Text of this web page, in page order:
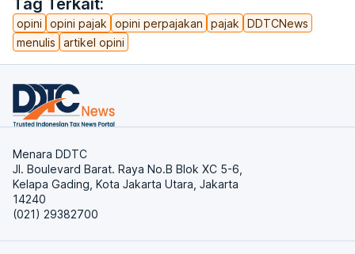
Tag Terkait:
opini opini pajak opini perpajakan pajak
DDTCNews
menulis
artikel opini
Menara DDTC
Jl. Boulevard Barat. Raya No.B Blok XC 5-6,
Kelapa Gading, Kota Jakarta Utara, Jakarta
14240
(021) 29382700